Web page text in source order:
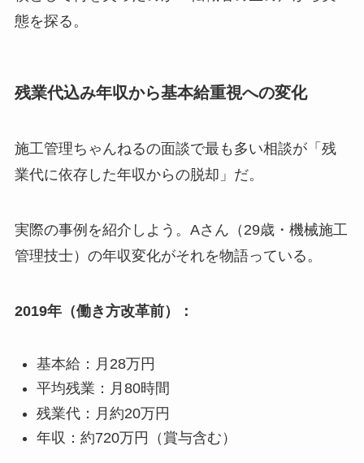
態を探る。
残業代込み年収から基本給重視への変化
施工管理ちゃんねるの面談で最も多い相談が「残
業代に依存した年収からの脱却」だ。
実際の事例を紹介しよう。Aさん（29歳・機械施工
管理技士）の年収変化がそれを物語っている。
2019年（働き方改革前）：
基本給：月28万円
平均残業：月80時間
残業代：月約20万円
年収：約720万円（賞与含む）